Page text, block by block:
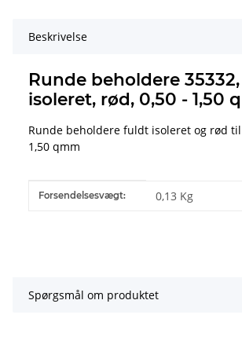
Beskrivelse
Runde beholdere
isoleret, rød, 0,50 - 1,50
Runde beholdere fuldt isoleret og rød til
1,50 qmm
#productDetails.itemInformation#
#productDetails.itemValue#
Forsendelsesvægt: 0,13 Kg
Spørgsmål om produktet